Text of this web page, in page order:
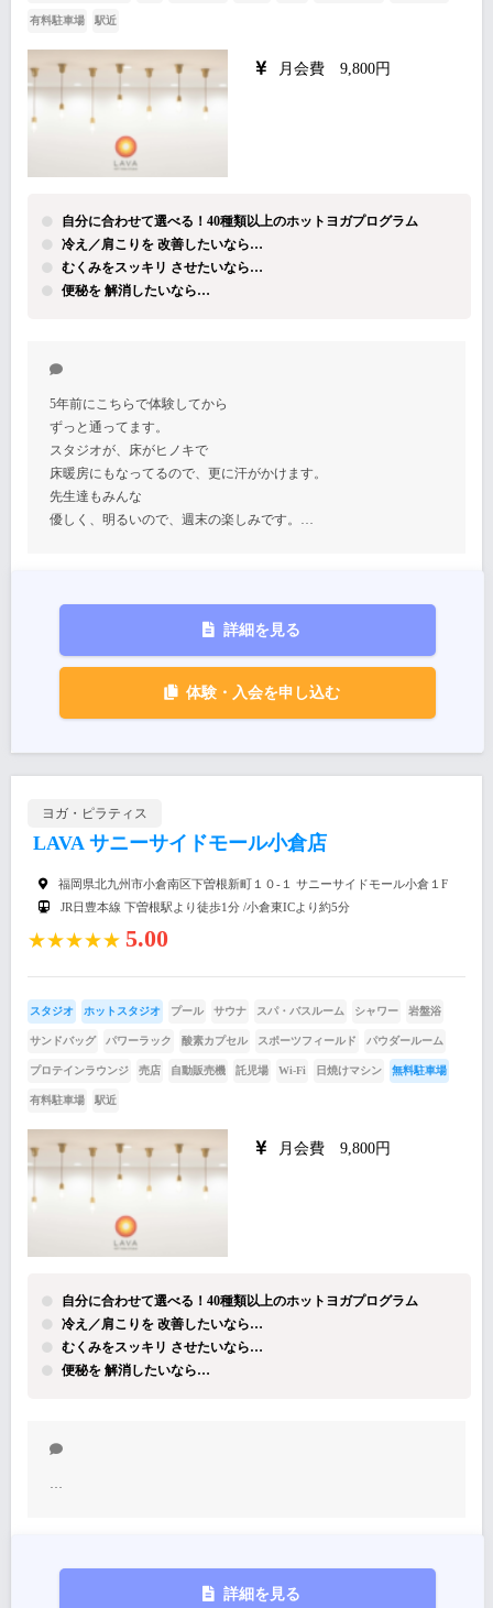
有料駐車場 駅近
月会費 9,800円
自分に合わせて選べる！40種類以上のホットヨガプログラム
冷え／肩こりを 改善したいなら…
むくみをスッキリ させたいなら…
便秘を 解消したいなら…
5年前にこちらで体験してから
ずっと通ってます。
スタジオが、床がヒノキで
床暖房にもなってるので、更に汗がかけます。
先生達もみんな
優しく、明るいので、週末の楽しみです。…
詳細を見る
体験・入会を申し込む
ヨガ・ピラティス
LAVA サニーサイドモール小倉店
福岡県北九州市小倉南区下曽根新町１０-１ サニーサイドモール小倉１F
JR日豊本線 下曽根駅より徒歩1分 /小倉東ICより約5分
★★★★★ 5.00
スタジオ ホットスタジオ プール サウナ スパ・バスルーム シャワー 岩盤浴
サンドバッグ パワーラック 酸素カプセル スポーツフィールド パウダールーム
プロテインラウンジ 売店 自動販売機 託児場 Wi-Fi 日焼けマシン 無料駐車場
有料駐車場 駅近
月会費 9,800円
自分に合わせて選べる！40種類以上のホットヨガプログラム
冷え／肩こりを 改善したいなら…
むくみをスッキリ させたいなら…
便秘を 解消したいなら…
詳細を見る